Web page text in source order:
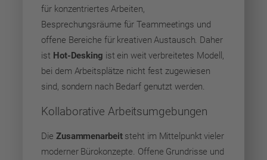
für konzentriertes Arbeiten,
Besprechungsräume für Teammeetings und
offene Bereiche für kreativen Austausch. Daher
ist Hot-Desking ist ein weit verbreitetes Modell,
bei dem Arbeitsplätze nicht fest zugewiesen
sind, sondern nach Bedarf genutzt werden.
Kollaborative Arbeitsumgebungen
Die Zusammenarbeitsteht im Mittelpunkt vieler
moderner Bürokonzepte. Offene Grundrisse und